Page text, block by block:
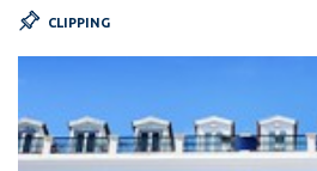
notícias
contactos
CLIPPING